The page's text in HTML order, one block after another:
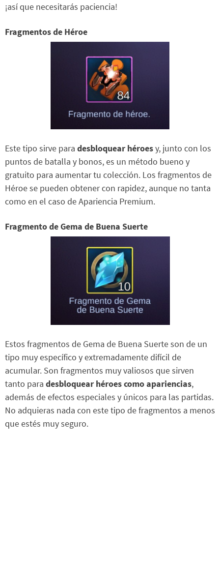
¡así que necesitarás paciencia!
Fragmentos de Héroe
Este tipo sirve para desbloquear héroesy, junto con los
puntos de batalla y bonos, es un método bueno y
gratuito para aumentar tu colección. Los fragmentos de
Héroe se pueden obtener con rapidez, aunque no tanta
como en el caso de Apariencia Premium.
Fragmento de Gema de Buena Suerte
Estos fragmentos de Gema de Buena Suerte son de un
tipo muy específico y extremadamente difícil de
acumular. Son fragmentos muy valiosos que sirven
tanto para desbloquear héroes como apariencias,
además de efectos especiales y únicos para las partidas.
No adquieras nada con este tipo de fragmentos a menos
que estés muy seguro.